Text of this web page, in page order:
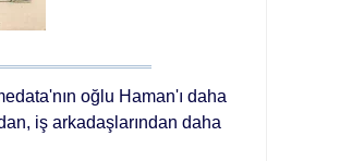
oğ­lu Haman'ı daha
iş arkadaşlarından daha